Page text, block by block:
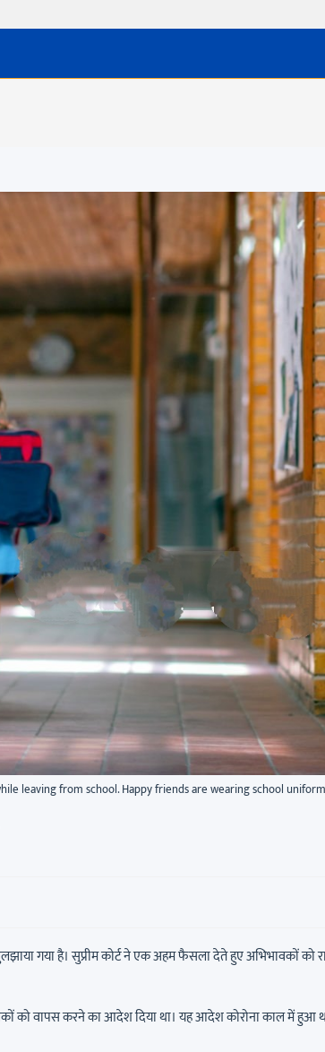
leaving from school. Happy friends are wearing school
गया है। सुप्रीम कोर्ट ने एक अहम फैसला देते हुए अभिभावकों को
को वापस करने का आदेश दिया था। यह आदेश कोरोना काल में हुआ